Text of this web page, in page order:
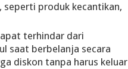
seperti produk kecantikan,
terhindar dari
saat berbelanja secara
diskon tanpa harus keluar